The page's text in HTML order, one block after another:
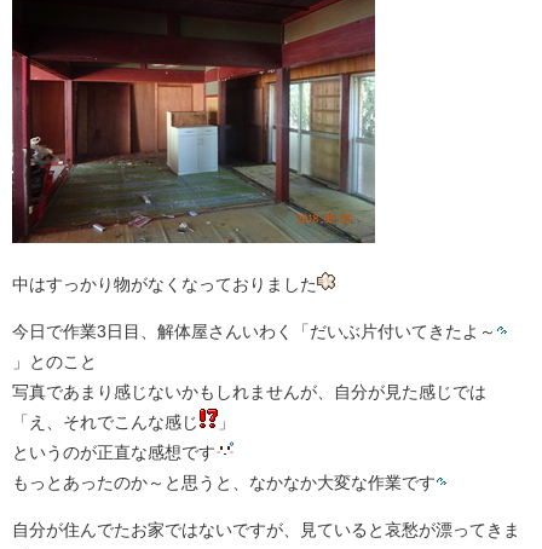
中はすっかり物がなくなっておりました
今日で作業3日目、解体屋さんいわく「だいぶ片付いてきたよ～
」とのこと
写真であまり感じないかもしれませんが、自分が見た感じでは
「え、それでこんな感じ
」
というのが正直な感想です
もっとあったのか～と思うと、なかなか大変な作業です
自分が住んでたお家ではないですが、見ていると哀愁が漂ってきま